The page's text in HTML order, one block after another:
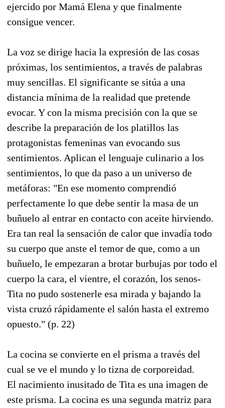
ejercido por Mamá Elena y que finalmente
consigue vencer.
La voz se dirige hacia la expresión de las cosas
próximas, los sentimientos, a través de palabras
muy sencillas. El significante se sitúa a una
distancia mínima de la realidad que pretende
evocar. Y con la misma precisión con la que se
describe la preparación de los platillos las
protagonistas femeninas van evocando sus
sentimientos. Aplican el lenguaje culinario a los
sentimientos, lo que da paso a un universo de
metáforas: "En ese momento comprendió
perfectamente lo que debe sentir la masa de un
buñuelo al entrar en contacto con aceite hirviendo.
Era tan real la sensación de calor que invadía todo
su cuerpo que anste el temor de que, como a un
buñuelo, le empezaran a brotar burbujas por todo el
cuerpo la cara, el vientre, el corazón, los senos-
Tita no pudo sostenerle esa mirada y bajando la
vista cruzó rápidamente el salón hasta el extremo
opuesto." (p. 22)
La cocina se convierte en el prisma a través del
cual se ve el mundo y lo tizna de corporeidad.
El nacimiento inusitado de Tita es una imagen de
este prisma. La cocina es una segunda matriz para